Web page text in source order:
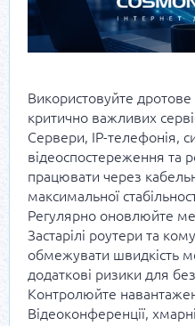
Використовуйте
критично важливих
Сервери, IP-телефонія,
відеоспостереження та
працювати через
максимальної
Регулярно оновлюйте
Застарілі роутери та
обмежувати швидкість
додаткові ризики для
Контролюйте
Відеоконференції,